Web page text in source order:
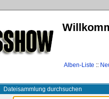
Alben-Liste ::
Dateisammlung durchsuchen